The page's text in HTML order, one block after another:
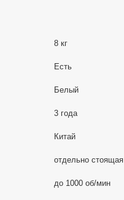
8 кг
Есть
Белый
3 года
Китай
отдельно стоящая
до 1000 об/мин